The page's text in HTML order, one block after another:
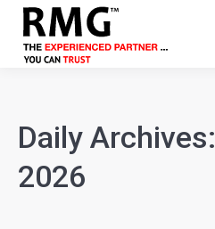
Daily Archives:
2026